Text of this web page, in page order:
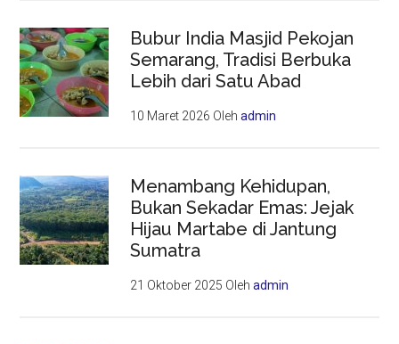
Bubur India Masjid Pekojan
Semarang, Tradisi Berbuka
Lebih dari Satu Abad
10 Maret 2026 Olehadmin
Menambang Kehidupan,
Bukan Sekadar Emas: Jejak
Hijau Martabe di Jantung
Sumatra
21 Oktober 2025 Olehadmin